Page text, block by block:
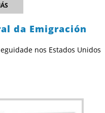
da Emigración
nos Estados Unidos